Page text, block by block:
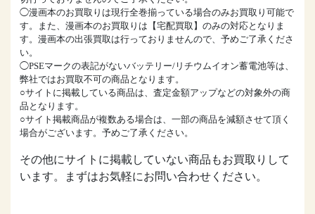
◯漫画本のお買取りは現行全巻揃っている場合のみお買取り可能で
す。また、漫画本のお買取りは【宅配買取】のみの対応となりま
す。漫画本の出張買取は行っておりませんので、予めご了承くださ
い。
◯PSEマークの表記がないバッテリー/リチウムイオン蓄電池等は、
弊社ではお買取不可の商品となります。
○サイトに掲載している商品は、査定金額アップなどの対象外の商
品となります。
○サイト掲載商品が複数ある場合は、一部の商品を減額させて頂く
場合がございます。予めご了承ください。
その他にサイトに掲載していない商品もお買取りして
います。まずはお気軽にお問い合わせください。